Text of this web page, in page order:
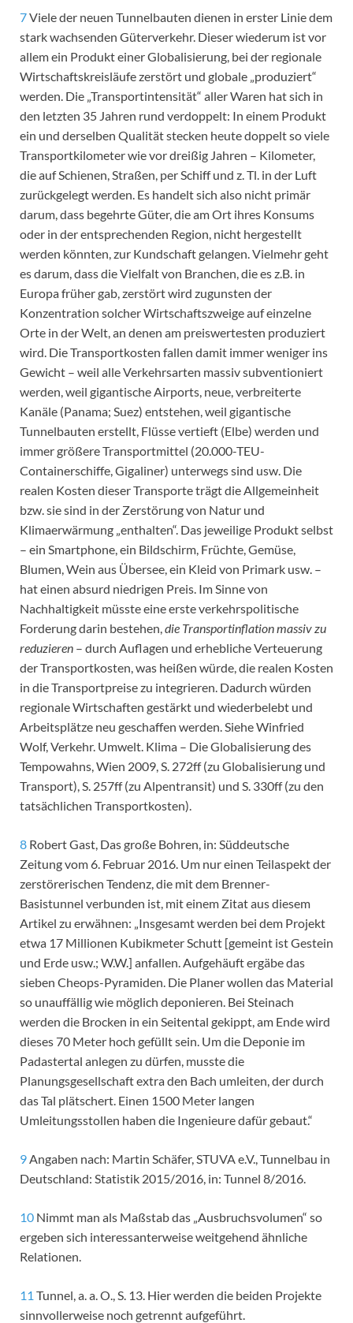
7Viele der neuen Tunnelbauten dienen in erster Linie dem
stark wachsenden Güterverkehr. Dieser wiederum ist vor
allem ein Produkt einer Globalisierung, bei der regionale
Wirtschaftskreisläufe zerstört und globale „produziert“
werden. Die „Transportintensität“ aller Waren hat sich in
den letzten 35 Jahren rund verdoppelt: In einem Produkt
ein und derselben Qualität stecken heute doppelt so viele
Transportkilometer wie vor dreißig Jahren – Kilometer,
die auf Schienen, Straßen, per Schiff und z. Tl. in der Luft
zurückgelegt werden. Es handelt sich also nicht primär
darum, dass begehrte Güter, die am Ort ihres Konsums
oder in der entsprechenden Region, nicht hergestellt
werden könnten, zur Kundschaft gelangen. Vielmehr geht
es darum, dass die Vielfalt von Branchen, die es z.B. in
Europa früher gab, zerstört wird zugunsten der
Konzentration solcher Wirtschaftszweige auf einzelne
Orte in der Welt, an denen am preiswertesten produziert
wird. Die Transportkosten fallen damit immer weniger ins
Gewicht – weil alle Verkehrsarten massiv subventioniert
werden, weil gigantische Airports, neue, verbreiterte
Kanäle (Panama; Suez) entstehen, weil gigantische
Tunnelbauten erstellt, Flüsse vertieft (Elbe) werden und
immer größere Transportmittel (20.000-TEU-
Containerschiffe, Gigaliner) unterwegs sind usw. Die
realen Kosten dieser Transporte trägt die Allgemeinheit
bzw. sie sind in der Zerstörung von Natur und
Klimaerwärmung „enthalten“. Das jeweilige Produkt selbst
– ein Smartphone, ein Bildschirm, Früchte, Gemüse,
Blumen, Wein aus Übersee, ein Kleid von Primark usw. –
hat einen absurd niedrigen Preis. Im Sinne von
Nachhaltigkeit müsste eine erste verkehrspolitische
Forderung darin bestehen,die Transportinflation massiv zu
reduzieren – durch Auflagen und erhebliche Verteuerung
der Transportkosten, was heißen würde, die realen Kosten
in die Transportpreise zu integrieren. Dadurch würden
regionale Wirtschaften gestärkt und wiederbelebt und
Arbeitsplätze neu geschaffen werden. Siehe Winfried
Wolf, Verkehr. Umwelt. Klima – Die Globalisierung des
Tempowahns, Wien 2009, S. 272ff (zu Globalisierung und
Transport), S. 257ff (zu Alpentransit) und S. 330ff (zu den
tatsächlichen Transportkosten).
8 Robert Gast, Das große Bohren, in: Süddeutsche
Zeitung vom 6. Februar 2016. Um nur einen Teilaspekt der
zerstörerischen Tendenz, die mit dem Brenner-
Basistunnel verbunden ist, mit einem Zitat aus diesem
Artikel zu erwähnen: „Insgesamt werden bei dem Projekt
etwa 17 Millionen Kubikmeter Schutt [gemeint ist Gestein
und Erde usw.; W.W.] anfallen. Aufgehäuft ergäbe das
sieben Cheops-Pyramiden. Die Planer wollen das Material
so unauffällig wie möglich deponieren. Bei Steinach
werden die Brocken in ein Seitental gekippt, am Ende wird
dieses 70 Meter hoch gefüllt sein. Um die Deponie im
Padastertal anlegen zu dürfen, musste die
Planungsgesellschaft extra den Bach umleiten, der durch
das Tal plätschert. Einen 1500 Meter langen
Umleitungsstollen haben die Ingenieure dafür gebaut.“
9Angaben nach: Martin Schäfer, STUVA e.V., Tunnelbau in
Deutschland: Statistik 2015/2016, in: Tunnel 8/2016.
10 Nimmt man als Maßstab das „Ausbruchsvolumen“ so
ergeben sich interessanterweise weitgehend ähnliche
Relationen.
11 Tunnel, a. a. O., S. 13. Hier werden die beiden Projekte
sinnvollerweise noch getrennt aufgeführt.